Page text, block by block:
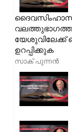
വലത്തുഭാഗത്തു
ഉറപ്പിക്കുക
സാക് പുന്നൻ